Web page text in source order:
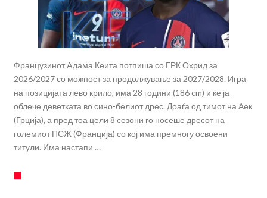
Фиренца во транс од Мастантоно
Французинот Aдама Кеита потпиша со ГРК Охрид за
2026/2027 со можност за продолжување за 2027/2028. Игра
на позицијата лево крило, има 28 години (186 cm) и ќе ја
облече деветката во сино-белиот дрес. Доаѓа од тимот на Аек
(Грција), а пред тоа цели 8 сезони го носеше дресот на
големиот ПСЖ (Франција) со кој има премногу освоени
титули. Има настапи …